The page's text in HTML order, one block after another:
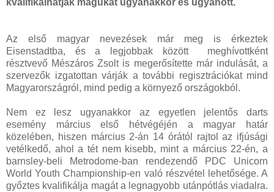
kvalifikálhatják magukat ugyanakkor és ugyanott.
Az első magyar nevezések már meg is érkeztek
Eisenstadtba, és a legjobbak között meghívottként
résztvevő Mészáros Zsolt is megerősítette már indulását, a
szervezők izgatottan várják a további regisztrációkat mind
Magyarországról, mind pedig a környező országokból.
Nem ez lesz ugyanakkor az egyetlen jelentős darts
esemény március első hétvégéjén a magyar határ
közelében, hiszen március 2-án 14 órától rajtol az ifjúsági
vetélkedő, ahol a tét nem kisebb, mint a március 22-én, a
barnsley-beli Metrodome-ban rendezendő PDC Unicorn
World Youth Championship-en való részvétel lehetősége. A
győztes kvalifikálja magát a legnagyobb utánpótlás viadalra.